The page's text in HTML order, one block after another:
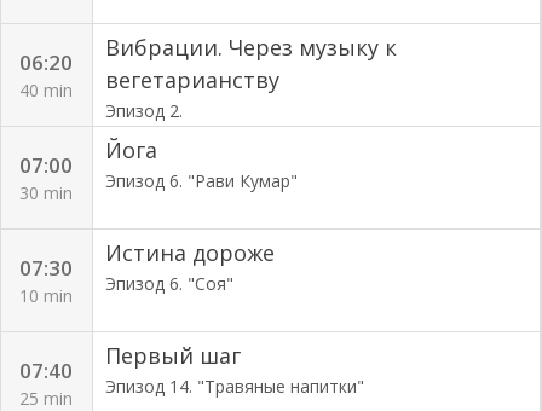
06:20
40 min
Вибрации. Через музыку к
вегетарианству
Эпизод 2.
07:00
30 min
Йога
Эпизод 6. "Рави Кумар"
07:30
10 min
Истина дороже
Эпизод 6. "Соя"
07:40
25 min
Первый шаг
Эпизод 14. "Травяные напитки"